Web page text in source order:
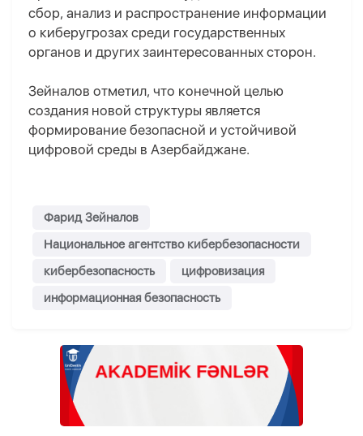
сбор, анализ и распространение информации
о киберугрозах среди государственных
органов и других заинтересованных сторон.
Зейналов отметил, что конечной целью
создания новой структуры является
формирование безопасной и устойчивой
цифровой среды в Азербайджане.
Фарид Зейналов
Национальное агентство кибербезопасности
кибербезопасность
цифровизация
информационная безопасность